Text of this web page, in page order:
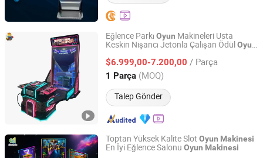
Eğlence Parkı Oyun Makineleri Usta
Keskin Nişancı Jetonla Çalışan ÖdülOyun
$6.999,00-7.200,00 / Parça
1 Parça (MOQ)
Talep Gönder
Guangzhou Dinibao Animation Technology Co., Ltd.
Guangdong, China Fiyat 2025
Toptan Yüksek Kalite Slot Oyun Makinesi
En İyi Eğlence Salonu Oyun Makinesi
Chengde International Limited